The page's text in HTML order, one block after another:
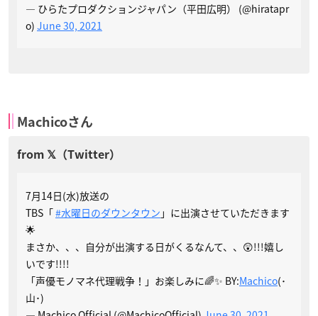
— ひらたプロダクションジャパン（平田広明） (@hiratapr
o) June 30, 2021
Machicoさん
7月14日(水)放送の
TBS「#水曜日のダウンタウン 」に出演させていただきます
🌟
まさか、、、自分が出演する日がくるなんて、、😲!!!嬉し
いです!!!!
「声優モノマネ代理戦争！」お楽しみに🌈✨ BY:Machico(･
山･)